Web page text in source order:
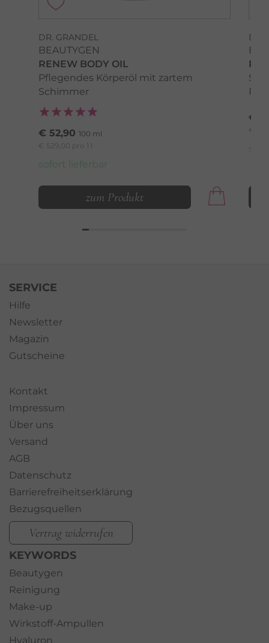
DR. GRANDEL
BEAUTYGEN
RENEW BODY OIL
Pflegendes Körperöl mit zartem
Schimmer
€ 52,90 100 ml
€ 529,00 pro 1 l
sofort lieferbar
zum Produkt
DR.
€
€
SERVICE
Hilfe
Newsletter
Magazin
Gutscheine
Kontakt
Impressum
Über uns
Versand
AGB
Datenschutz
Barrierefreiheitserklärung
Bezugsquellen
Vertrag widerrufen
KEYWORDS
Beautygen
Reinigung
Make-up
Wirkstoff-Ampullen
Hyaluron